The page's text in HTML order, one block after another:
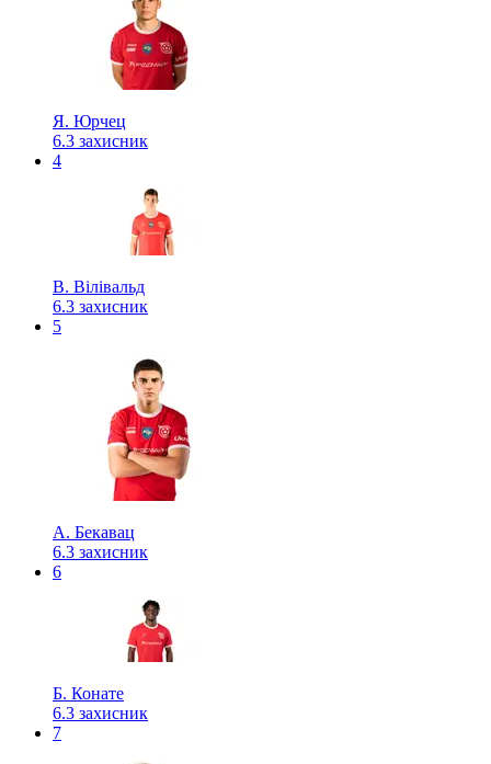
Я. Юрчец
6.3 захисник
4
В. Вілівальд
6.3 захисник
5
А. Бекавац
6.3 захисник
6
Б. Конате
6.3 захисник
7